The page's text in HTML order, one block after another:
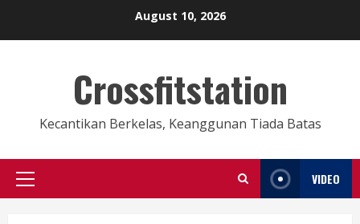
August 10, 2026
Crossfitstation
Kecantikan Berkelas, Keanggunan Tiada Batas
Primary
VIDEO